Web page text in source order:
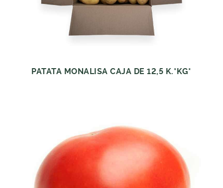
PATATA MONALISA CAJA DE 12,5 K.*KG*